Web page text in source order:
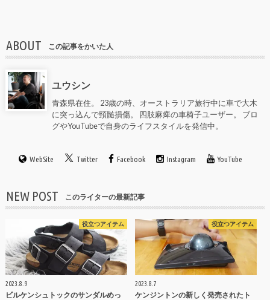
ABOUT この記事をかいた人
ユウシン
青森県在住。 23歳の時、オーストラリア旅行中に車で大木
に突っ込んで頸髄損傷。 四肢麻痺の車椅子ユーザー。 ブロ
グやYouTubeで自身のライフスタイルを発信中。
WebSite Twitter Facebook Instagram YouTube
NEW POST このライターの最新記事
役立つアイテム
2023.8.9
ビルケンシュトックのサンダルめっ
役立つアイテム
2023.8.7
ケンジントンの新しく発売されたト